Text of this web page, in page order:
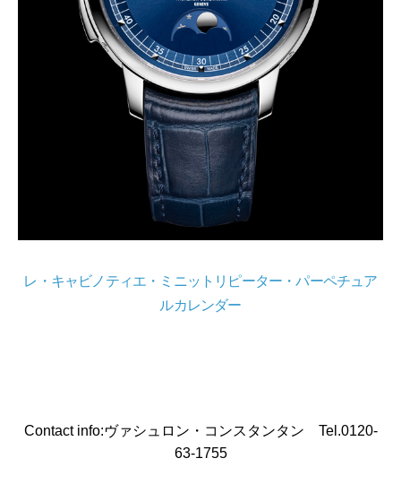
レ・キャビノティエ・ミニットリピーター・パーペチュア
ルカレンダー
Contact info:ヴァシュロン・コンスタンタン Tel.0120-
63-1755